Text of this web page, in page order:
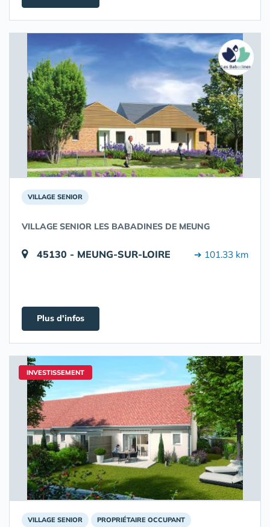
VILLAGE SENIOR
VILLAGE SENIOR LES BABADINES DE MEUNG
45130 - MEUNG-SUR-LOIRE ➔ 101.33 km
Plus d'infos
INVESTISSEMENT
VILLAGE SENIOR PROPRIÉTAIRE OCCUPANT